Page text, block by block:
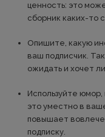
ценность: это
сборник каких-то
Опишите, какую
ваш подписчик.
ожидать и хочет
Используйте
это уместно в
повышает
подписку.